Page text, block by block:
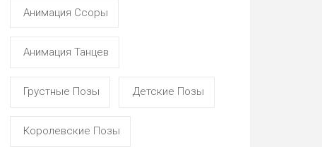
Анимация Ссоры
Анимация Танцев
Грустные Позы Детские Позы
Королевские Позы